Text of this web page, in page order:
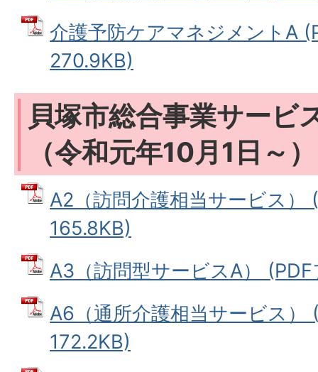
介護予防ケアマネジメントA
270.9KB)
貝塚市総合事業サービ
（令和元年10月1日～）
A2（訪問介護相当サービス）
165.8KB)
A3（訪問型サービスA）
A6（通所介護相当サービス）
172.2KB)